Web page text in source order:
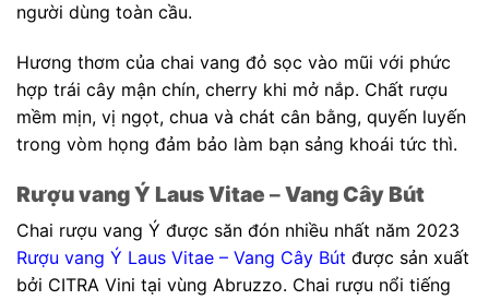
người dùng toàn cầu.
Hương thơm của chai vang đỏ sọc vào mũi với phức
hợp trái cây mận chín, cherry khi mở nắp. Chất rượu
mềm mịn, vị ngọt, chua và chát cân bằng, quyến luyến
trong vòm họng đảm bảo làm bạn sảng khoái tức thì.
Rượu vang Ý Laus Vitae –Vang Cây Bút
Chai rượu vang Ý được săn đón nhiều nhất năm 2023
Rượu vang Ý Laus Vitae – Vang Cây Bút được sản xuất
bởi CITRA Vini tại vùng Abruzzo. Chai rượu nổi tiếng